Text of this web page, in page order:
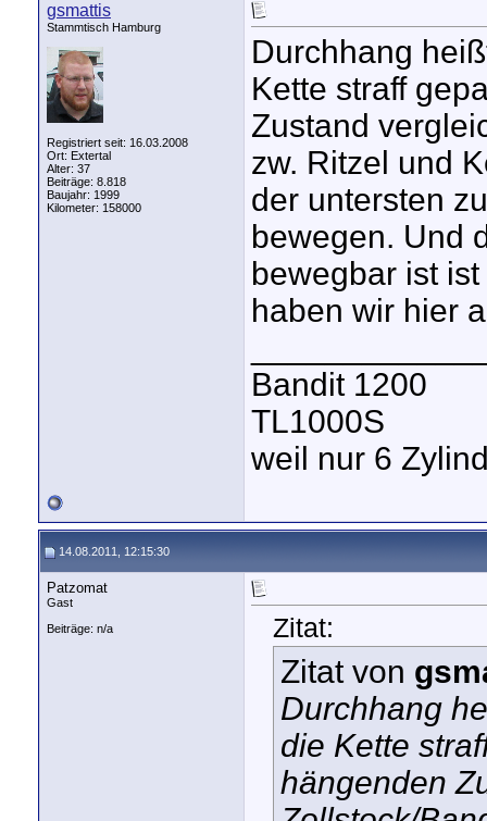
gsmattis
Stammtisch Hamburg
Registriert seit: 16.03.2008
Ort: Extertal
Alter: 37
Beiträge: 8.818
Baujahr: 1999
Kilometer: 158000
Durchhang
Kette straff
Zustand
zw. Ritzel und
der untersten
bewegen. Und
bewegbar ist
haben wir hier
Bandit 1200
TL1000S
weil nur 6
14.08.2011, 12:15:30
Patzomat
Gast
Beiträge: n/a
Zitat:
Zitat von
Durchhang
die Kette
hängenden